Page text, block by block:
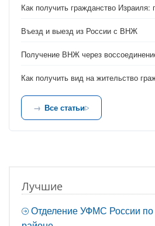
Как получить гражданство Израиля:
Въезд и выезд из России с ВНЖ
Получение ВНЖ через
Как получить вид на жительство
Все статьи
Лучшие
Отделение УФМС России